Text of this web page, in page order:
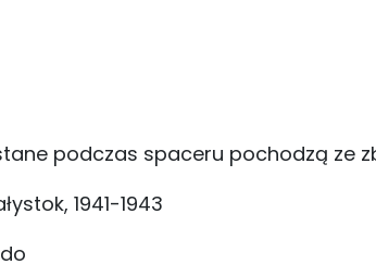
podczas spaceru pochodzą ze
1941-1943